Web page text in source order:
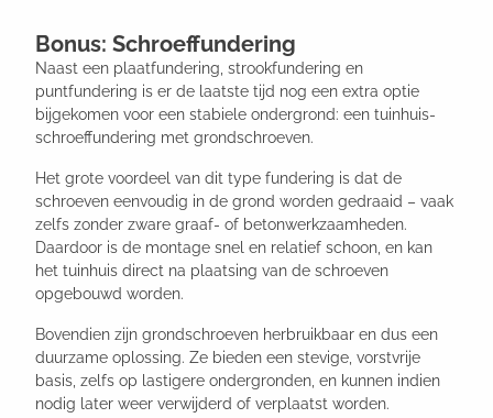
Bonus: Schroeffundering
Naast een plaatfundering, strookfundering en
puntfundering is er de laatste tijd nog een extra optie
bijgekomen voor een stabiele ondergrond: een tuinhuis-
schroeffundering met grondschroeven.
Het grote voordeel van dit type fundering is dat de
schroeven eenvoudig in de grond worden gedraaid – vaak
zelfs zonder zware graaf- of betonwerkzaamheden.
Daardoor is de montage snel en relatief schoon, en kan
het tuinhuis direct na plaatsing van de schroeven
opgebouwd worden.
Bovendien zijn grondschroeven herbruikbaar en dus een
duurzame oplossing. Ze bieden een stevige, vorstvrije
basis, zelfs op lastigere ondergronden, en kunnen indien
nodig later weer verwijderd of verplaatst worden.